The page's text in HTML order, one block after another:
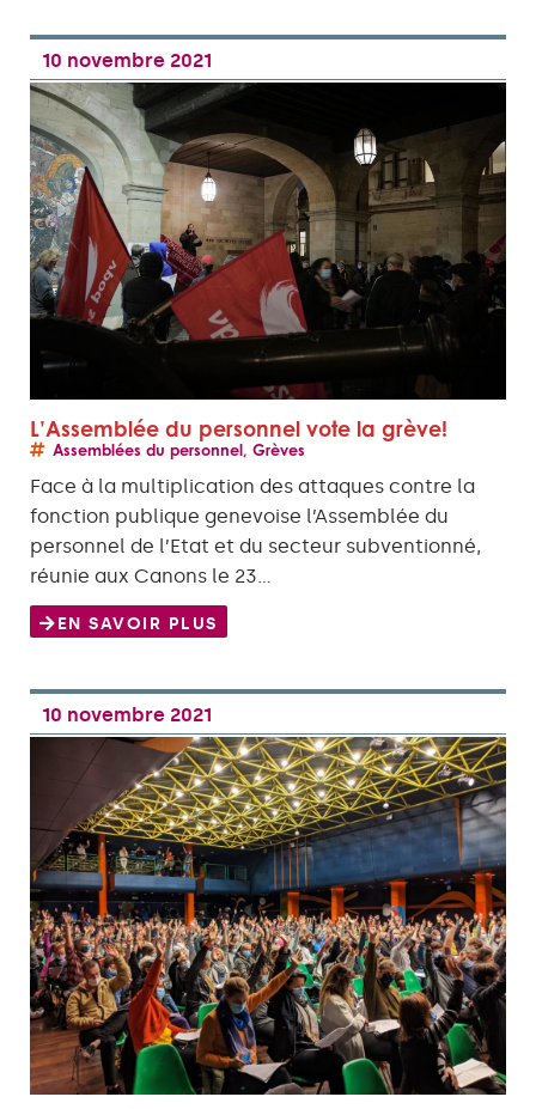
10 novembre 2021
L’Assemblée du personnel vote la grève!
Assemblées du personnel, Grèves
Face à la multiplication des attaques contre la
fonction publique genevoise l’Assemblée du
personnel de l’Etat et du secteur subventionné,
réunie aux Canons le 23…
EN SAVOIR PLUS
10 novembre 2021